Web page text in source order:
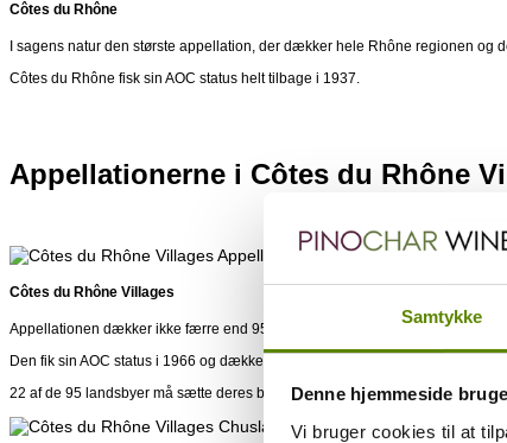
Samtykke
Denne hjemmeside
Vi bruger cookies til at
Côtes du Rhône
I sagens natur den største appellation, der dækker hele Rhône regionen og
Côtes du Rhône fisk sin AOC status helt tilbage i 1937.
Appellationerne i Côtes du Rhône
Côtes du Rhône Villages
Appellationen dækker ikke færre end 95 landsbyer, og udbuddet er derfor
Den fik sin AOC status i 1966 og dækker 4 af de sydlige Rhône-
22 af de 95 landsbyer må sætte deres bynavn i forlængelse af betegnelsen